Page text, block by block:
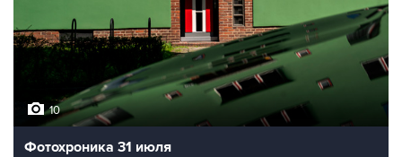
10
Фотохроника 31 июля